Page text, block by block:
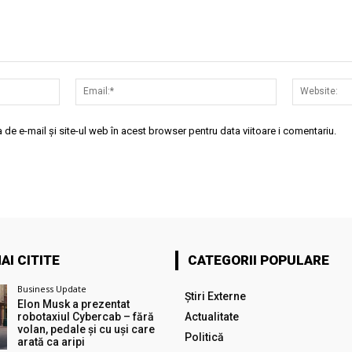
Nume:* Email:*
de e-mail și site-ul web în acest browser pentru data viitoare i comentariu.
CITITE
Business Update
Elon Musk a prezentat
robotaxiul Cyberсab – fără
volan, pedale și cu uși care
arată ca aripi
CATEGORII POPULARE
Știri Externe
Actualitate
Politică